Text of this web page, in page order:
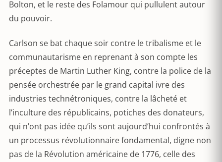
Bolton, et le reste des Folamour qui pullulent autour
du pouvoir.
Carlson se bat chaque soir contre le tribalisme et le
communautarisme en reprenant à son compte les
préceptes de Martin Luther King, contre la police de la
pensée orchestrée par le grand capital ivre des
industries technétroniques, contre la lâcheté et
l’inculture des républicains, potiches des donateurs,
qui n’ont pas idée qu’ils sont aujourd’hui confrontés à
un processus révolutionnaire fondamental, digne non
pas de la Révolution américaine de 1776, celle des